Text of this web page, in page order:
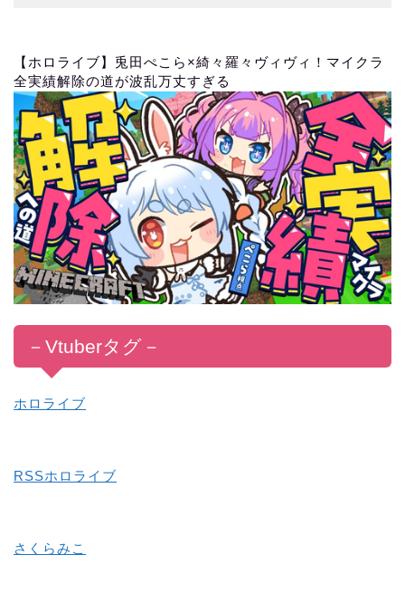
【ホロライブ】兎田ぺこら×綺々羅々ヴィヴィ！マイクラ
全実績解除の道が波乱万丈すぎる
－ Vtuberタグ －
ホロライブ
RSSホロライブ
さくらみこ